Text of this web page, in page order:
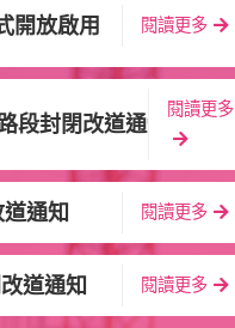
開放啟用 閱讀更多
段封閉改道通知
閱讀更多
通知 閱讀更多
道通知 閱讀更多